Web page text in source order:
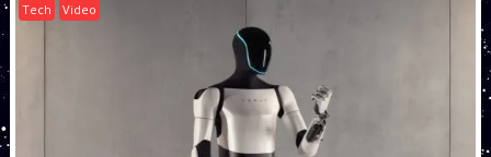
Tech Video